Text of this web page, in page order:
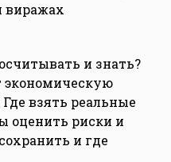
виражах
и знать?
экономическую
взять реальные
оценить риски и
и где